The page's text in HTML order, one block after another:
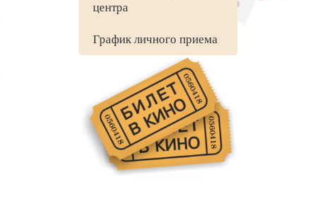
центра
График личного приема